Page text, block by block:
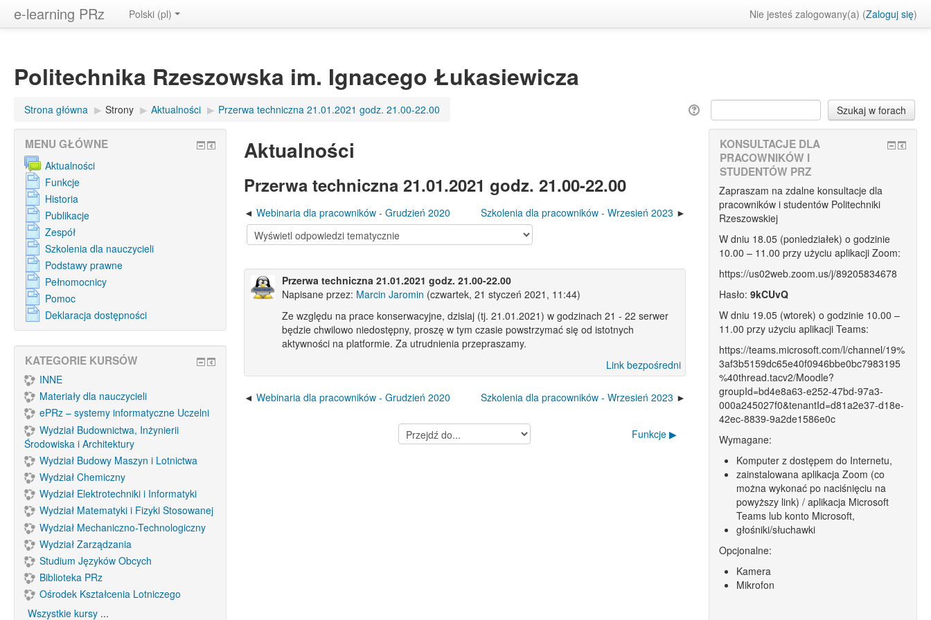
e-learning PRz Nie jesteś zalogowany(a) (Zaloguj się)
Polski ‎(pl)‎
Politechnika Rzeszowska im. Ignacego Łukasiewicza
Strona główna ▶︎ Strony ▶︎ Aktualności ▶︎ Przerwa techniczna 21.01.2021 godz. 21.00-22.00
Aktualności
Przerwa techniczna 21.01.2021 godz. 21.00-22.00
Webinaria dla pracowników - Grudzień 2020 Szkolenia dla pracowników - Wrzesień 2023
Przerwa techniczna 21.01.2021 godz. 21.00-22.00
Napisane przez: Marcin Jaromin (czwartek, 21 styczeń 2021, 11:44)
Ze względu na prace konserwacyjne, dzisiaj (tj. 21.01.2021) w godzinach 21 - 22 serwer
będzie chwilowo niedostępny, proszę w tym czasie powstrzymać się od istotnych
aktywności na platformie. Za utrudnienia przepraszamy.
Link bezpośredni
Webinaria dla pracowników - Grudzień 2020 Szkolenia dla pracowników - Wrzesień 2023
Przejdź
do...
Funkcje ▶︎
MENU GŁÓWNE
Aktualności
Funkcje
Historia
Publikacje
Zespół
Szkolenia dla nauczycieli
Podstawy prawne
Pełnomocnicy
Pomoc
Deklaracja dostępności
KATEGORIE KURSÓW
INNE
Materiały dla nauczycieli
ePRz – systemy informatyczne Uczelni
Wydział Budownictwa, Inżynierii
Środowiska i Architektury
Wydział Budowy Maszyn i Lotnictwa
Wydział Chemiczny
Wydział Elektrotechniki i Informatyki
Wydział Matematyki i Fizyki Stosowanej
Wydział Mechaniczno-Technologiczny
Wydział Zarządzania
Studium Języków Obcych
Biblioteka PRz
Ośrodek Kształcenia Lotniczego
Wszystkie kursy ...
KONSULTACJE DLA
PRACOWNIKÓW I
STUDENTÓW PRZ
Zapraszam na zdalne konsultacje dla
pracowników i studentów Politechniki
Rzeszowskiej
W dniu 18.05 (poniedziałek) o godzinie
10.00 – 11.00 przy użyciu aplikacji Zoom:
https://us02web.zoom.us/j/89205834678
Hasło:9kCUvQ
W dniu 19.05 (wtorek) o godzinie 10.00 –
11.00 przy użyciu aplikacji Teams:
https://teams.microsoft.com/l/channel/19%
3af3b5159dc65e40f0946bbe0bc7983195
%40thread.tacv2/Moodle?
groupId=bd4e8a63-e252-47bd-97a3-
000a245027f0&tenantId=d81a2e37-d18e-
42ec-8839-9a2de1586e0c
Wymagane:
Komputer z dostępem do Internetu,
zainstalowana aplikacja Zoom (co
można wykonać po naciśnięciu na
powyższy link) / aplikacja Microsoft
Teams lub konto Microsoft,
głośniki/słuchawki
Opcjonalne:
Kamera
Mikrofon